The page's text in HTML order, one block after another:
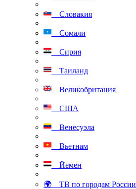
Словакия
Сомали
Сирия
Таиланд
Великобритания
США
Венесуэла
Вьетнам
Йемен
🌍 ТВ по городам России